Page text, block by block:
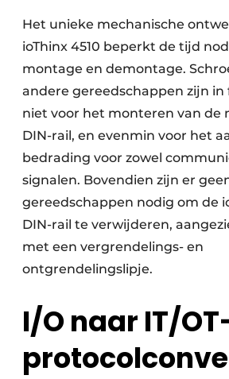
Het unieke mechanische
ioThinx 4510 beperkt de tijd
montage en demontage.
andere gereedschappen zijn in
niet voor het monteren van de
DIN-rail, en evenmin voor het
bedrading voor zowel
signalen. Bovendien zijn er
gereedschappen nodig om de
DIN-rail te verwijderen,
met een vergrendelings- en
ontgrendelingslipje.
I/O naar IT/